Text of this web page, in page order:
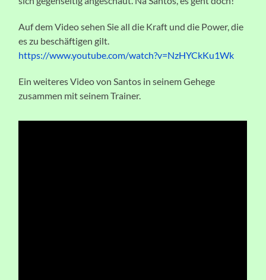
Auf dem Video sehen Sie all die Kraft und die Power, die
es zu beschäftigen gilt.
https://www.youtube.com/watch?v=NzHYCkKu1Wk
Ein weiteres Video von Santos in seinem Gehege
zusammen mit seinem Trainer.